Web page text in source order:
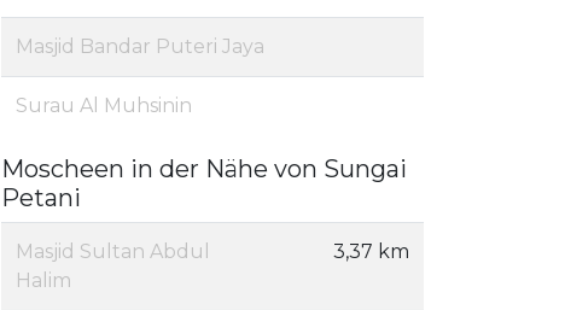
Masjid Bandar Puteri Jaya
Surau Al Muhsinin
Moscheen in der Nähe von Sungai
Petani
Masjid Sultan Abdul
Halim
3,37 km